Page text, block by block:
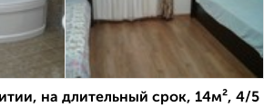
на длительный срок, 14м², 4/5